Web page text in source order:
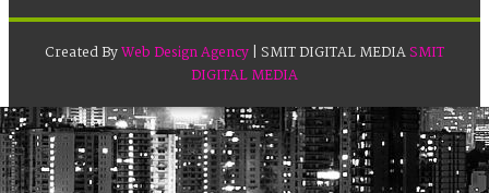
Created ByWeb Design Agency| SMIT DIGITAL MEDIASMIT
DIGITAL MEDIA